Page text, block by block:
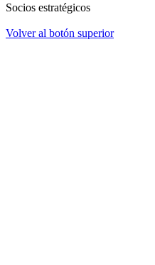
Socios estratégicos
Volver al botón superior